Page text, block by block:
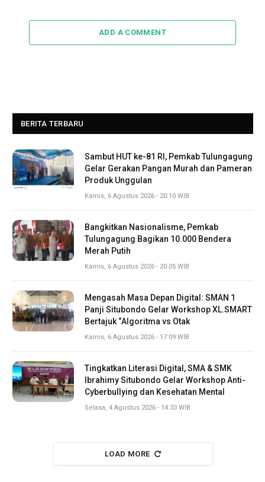
ADD A COMMENT
BERITA TERBARU
Sambut HUT ke-81 RI, Pemkab Tulungagung
Gelar Gerakan Pangan Murah dan Pameran
Produk Unggulan
Kamis, 6 Agustus 2026 - 20:10 WIB
Bangkitkan Nasionalisme, Pemkab
Tulungagung Bagikan 10.000 Bendera
Merah Putih
Kamis, 6 Agustus 2026 - 20:05 WIB
Mengasah Masa Depan Digital: SMAN 1
Panji Situbondo Gelar Workshop XL.SMART
Bertajuk “Algoritma vs Otak
Kamis, 6 Agustus 2026 - 17:09 WIB
Tingkatkan Literasi Digital, SMA & SMK
Ibrahimy Situbondo Gelar Workshop Anti-
Cyberbullying dan Kesehatan Mental
Selasa, 4 Agustus 2026 - 14:33 WIB
LOAD MORE